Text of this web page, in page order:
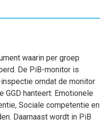
waarin per groep
De PiB-monitor is
omdat de monitor
hanteert: Emotionele
Sociale competentie en
Daarnaast wordt in PiB